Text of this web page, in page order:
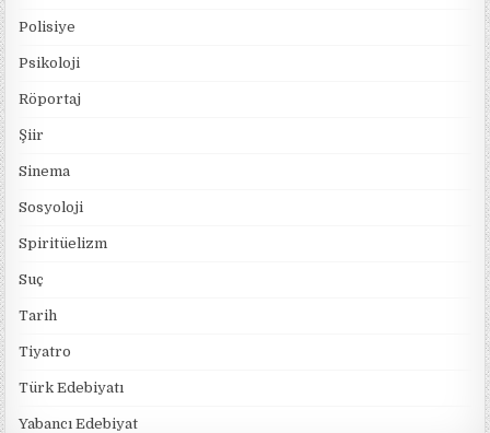
Polisiye
Psikoloji
Röportaj
Şiir
Sinema
Sosyoloji
Spiritüelizm
Suç
Tarih
Tiyatro
Türk Edebiyatı
Yabancı Edebiyat